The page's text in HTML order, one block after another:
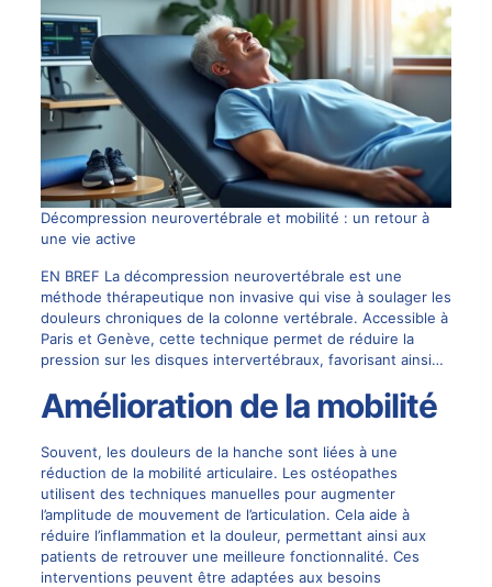
Décompression neurovertébrale et mobilité : un retour à
une vie active
EN BREF La décompression neurovertébrale est une
méthode thérapeutique non invasive qui vise à soulager les
douleurs chroniques de la colonne vertébrale. Accessible à
Paris et Genève, cette technique permet de réduire la
pression sur les disques intervertébraux, favorisant ainsi…
Amélioration de la mobilité
Souvent, les douleurs de la hanche sont liées à une
réduction de la mobilité articulaire. Les ostéopathes
utilisent des techniques manuelles pour augmenter
l’amplitude de mouvement de l’articulation. Cela aide à
réduire l’inflammation et la douleur, permettant ainsi aux
patients de retrouver une meilleure fonctionnalité. Ces
interventions peuvent être adaptées aux besoins